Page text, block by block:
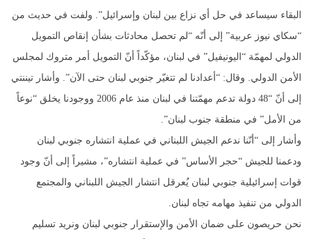
البقاء سيساعد في حل أي نزاع بين لبنان وإسرائيل”. ولفت في حديث من
“سكاي نيوز عربية” إلى أنّه “لم تحصل محادثات بشأن إنقاص التمويل
الدولي لمهمّة “اليونيفيل” في لبنان، مؤكّداً أنّ التمويل أمر متروك لمجلس
الأمن الدولي. وقال: “أعدادنا لم تتغيّر جنوبي لبنان حتى الآن”. وأشار تيننتي
إلى أنّ “48 دولة تدعم مهمّتنا في لبنان منذ عام 2006 ووجودنا يخلق “نوعاً
من الأمل” في منطقة جنوب لبنان”.
وأشار إلى “أنّنا ندعم الجيش اللبناني في عملية انتشاره جنوبي لبنان
ودعمنا للجيش “حجر الأساس” في عملية انتشاره”، مشيراً إلى أنّ وجود
قوات إسرائيلية جنوبي لبنان يُعرقل انتشار الجيش اللبناني والمجتمع
الدولي من تنفيذ مهامه تجاه لبنان.
نحن حريصون على ضمان الأمن والإستقرار جنوبي لبنان ونريد تسليم